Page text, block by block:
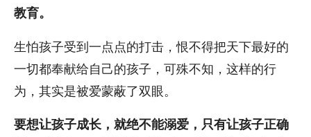
教育。
生怕孩子受到一点点的打击，恨不得把天下最好的
一切都奉献给自己的孩子，可殊不知，这样的行
为，其实是被爱蒙蔽了双眼。
要想让孩子成长，就绝不能溺爱，只有让孩子正确